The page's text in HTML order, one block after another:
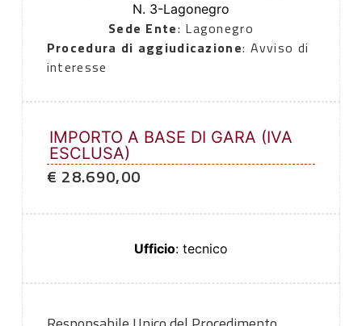
N. 3-Lagonegro
Sede Ente: Lagonegro
Procedura di aggiudicazione: Avviso di
interesse
IMPORTO A BASE DI GARA (IVA
ESCLUSA)
€ 28.690,00
Ufficio: tecnico